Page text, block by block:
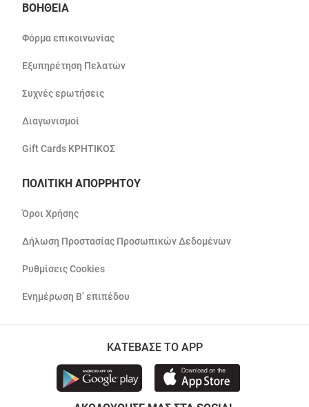
ΒΟΗΘΕΙΑ
Φόρμα επικοινωνίας
Εξυπηρέτηση Πελατών
Συχνές ερωτήσεις
Διαγωνισμοί
Gift Cards ΚΡΗΤΙΚΟΣ
ΠΟΛΙΤΙΚΗ ΑΠΟΡΡΗΤΟΥ
Όροι Χρήσης
Δήλωση Προστασίας Προσωπικών Δεδομένων
Ρυθμίσεις Cookies
Ενημέρωση Β’ επιπέδου
ΚΑΤΕΒΑΣΕ ΤΟ APP